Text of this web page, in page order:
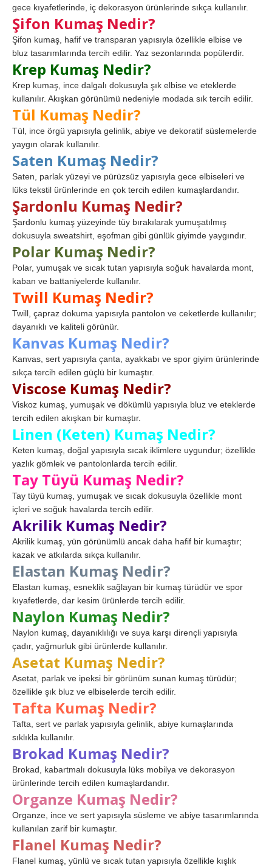
gece kıyafetlerinde, iç dekorasyon ürünlerinde sıkça kullanılır.
Şifon Kumaş Nedir?
Şifon kumaş, hafif ve transparan yapısıyla özellikle elbise ve
bluz tasarımlarında tercih edilir. Yaz sezonlarında popülerdir.
Krep Kumaş Nedir?
Krep kumaş, ince dalgalı dokusuyla şık elbise ve eteklerde
kullanılır. Akışkan görünümü nedeniyle modada sık tercih edilir.
Tül Kumaş Nedir?
Tül, ince örgü yapısıyla gelinlik, abiye ve dekoratif süslemelerde
yaygın olarak kullanılır.
Saten Kumaş Nedir?
Saten, parlak yüzeyi ve pürüzsüz yapısıyla gece elbiseleri ve
lüks tekstil ürünlerinde en çok tercih edilen kumaşlardandır.
Şardonlu Kumaş Nedir?
Şardonlu kumaş yüzeyinde tüy bırakılarak yumuşatılmış
dokusuyla sweatshirt, eşofman gibi günlük giyimde yaygındır.
Polar Kumaş Nedir?
Polar, yumuşak ve sıcak tutan yapısıyla soğuk havalarda mont,
kaban ve battaniyelerde kullanılır.
Twill Kumaş Nedir?
Twill, çapraz dokuma yapısıyla pantolon ve ceketlerde kullanılır;
dayanıklı ve kaliteli görünür.
Kanvas Kumaş Nedir?
Kanvas, sert yapısıyla çanta, ayakkabı ve spor giyim ürünlerinde
sıkça tercih edilen güçlü bir kumaştır.
Viscose Kumaş Nedir?
Viskoz kumaş, yumuşak ve dökümlü yapısıyla bluz ve eteklerde
tercih edilen akışkan bir kumaştır.
Linen (Keten) Kumaş Nedir?
Keten kumaş, doğal yapısıyla sıcak iklimlere uygundur; özellikle
yazlık gömlek ve pantolonlarda tercih edilir.
Tay Tüyü Kumaş Nedir?
Tay tüyü kumaş, yumuşak ve sıcak dokusuyla özellikle mont
içleri ve soğuk havalarda tercih edilir.
Akrilik Kumaş Nedir?
Akrilik kumaş, yün görünümlü ancak daha hafif bir kumaştır;
kazak ve atkılarda sıkça kullanılır.
Elastan Kumaş Nedir?
Elastan kumaş, esneklik sağlayan bir kumaş türüdür ve spor
kıyafetlerde, dar kesim ürünlerde tercih edilir.
Naylon Kumaş Nedir?
Naylon kumaş, dayanıklılığı ve suya karşı dirençli yapısıyla
çadır, yağmurluk gibi ürünlerde kullanılır.
Asetat Kumaş Nedir?
Asetat, parlak ve ipeksi bir görünüm sunan kumaş türüdür;
özellikle şık bluz ve elbiselerde tercih edilir.
Tafta Kumaş Nedir?
Tafta, sert ve parlak yapısıyla gelinlik, abiye kumaşlarında
sıklıkla kullanılır.
Brokad Kumaş Nedir?
Brokad, kabartmalı dokusuyla lüks mobilya ve dekorasyon
ürünlerinde tercih edilen kumaşlardandır.
Organze Kumaş Nedir?
Organze, ince ve sert yapısıyla süsleme ve abiye tasarımlarında
kullanılan zarif bir kumaştır.
Flanel Kumaş Nedir?
Flanel kumaş, yünlü ve sıcak tutan yapısıyla özellikle kışlık